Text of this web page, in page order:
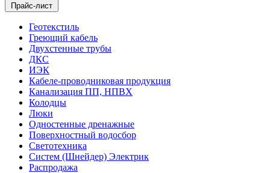
Прайс-лист
Геотекстиль
Греющий кабель
Двухстенные трубы
ДКС
ИЭК
Кабеле-проводниковая продукция
Канализация ПП, НПВХ
Колодцы
Люки
Одностенные дренажные
Поверхностный водосбор
Светотехника
Систем (Шнейдер) Электрик
Распродажа